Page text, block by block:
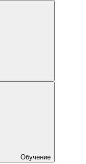
Обучение